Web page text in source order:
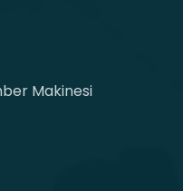
Makinesi